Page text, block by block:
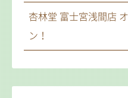
杏林堂 富士宮浅間店
ン！